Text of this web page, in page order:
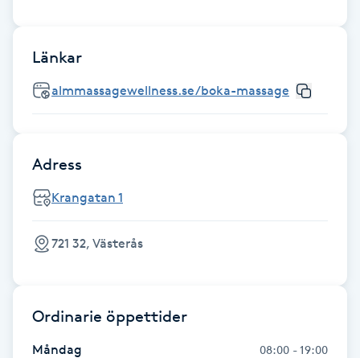
Gua Sha-massage
Headspa
Healing
Herrklippning
HIFU
Länkar
almmassagewellness.se/boka-massage
Adress
Krangatan 1
721 32, Västerås
Ordinarie öppettider
Måndag 08:00 - 19:00